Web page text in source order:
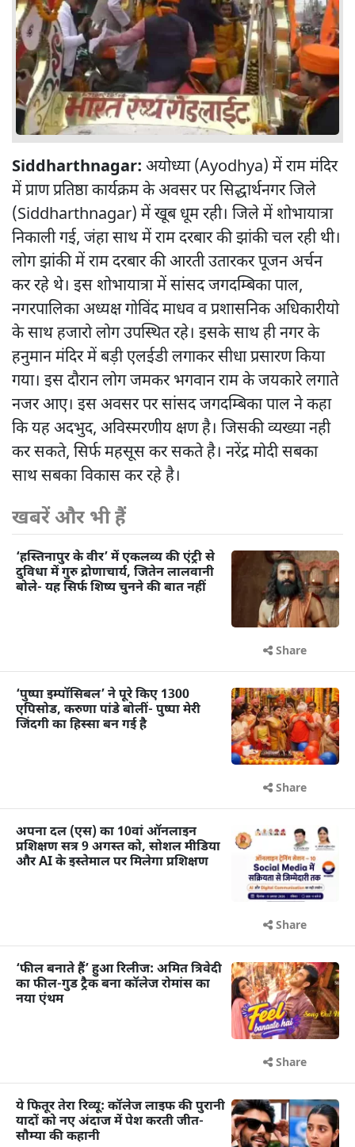
Siddharthnagar: अयोध्या (Ayodhya) में राम मंदिर
में प्राण प्रतिष्ठा कार्यक्रम के अवसर पर सिद्धार्थनगर जिले
(Siddharthnagar) में खूब धूम रही। जिले में शोभायात्रा
निकाली गई, जंहा साथ में राम दरबार की झांकी चल रही थी।
लोग झांकी में राम दरबार की आरती उतारकर पूजन अर्चन
कर रहे थे। इस शोभायात्रा में सांसद जगदम्बिका पाल,
नगरपालिका अध्यक्ष गोविंद माधव व प्रशासनिक अधिकारीयो
के साथ हजारो लोग उपस्थित रहे। इसके साथ ही नगर के
हनुमान मंदिर में बड़ी एलईडी लगाकर सीधा प्रसारण किया
गया। इस दौरान लोग जमकर भगवान राम के जयकारे लगाते
नजर आए। इस अवसर पर सांसद जगदम्बिका पाल ने कहा
कि यह अदभुद, अविस्मरणीय क्षण है। जिसकी व्यख्या नही
कर सकते, सिर्फ महसूस कर सकते है। नरेंद्र मोदी सबका
साथ सबका विकास कर रहे है।
खबरें और भी हैं
‘हस्तिनापुर के वीर’ में एकलव्य की एंट्री से
दुविधा में गुरु द्रोणाचार्य, जितेन लालवानी
बोले- यह सिर्फ शिष्य चुनने की बात नहीं
Share
‘पुष्पा इम्पॉसिबल’ ने पूरे किए 1300
एपिसोड, करुणा पांडे बोलीं- पुष्पा मेरी
जिंदगी का हिस्सा बन गई है
Share
अपना दल (एस) का 10वां ऑनलाइन
प्रशिक्षण सत्र 9 अगस्त को, सोशल मीडिया
और AI के इस्तेमाल पर मिलेगा प्रशिक्षण
Share
‘फील बनाते हैं’ हुआ रिलीज: अमित त्रिवेदी
का फील-गुड ट्रैक बना कॉलेज रोमांस का
नया एंथम
Share
ये फितूर तेरा रिव्यू: कॉलेज लाइफ की पुरानी
यादों को नए अंदाज में पेश करती जीत-
सौम्या की कहानी